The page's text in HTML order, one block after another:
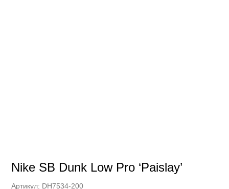
Nike SB Dunk Low Pro ‘Paislay’
Артикул: DH7534-200